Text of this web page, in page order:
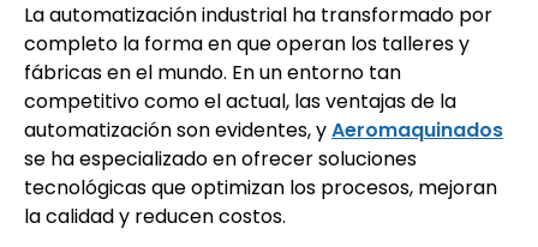
La automatización industrial ha transformado por
completo la forma en que operan los talleres y
fábricas en el mundo. En un entorno tan
competitivo como el actual, las ventajas de la
automatización son evidentes, yAeromaquinados
se ha especializado en ofrecer soluciones
tecnológicas que optimizan los procesos, mejoran
la calidad y reducen costos.